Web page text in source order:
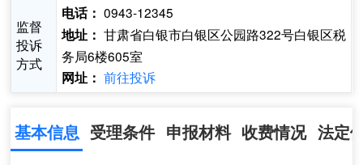
监督
投诉
方式
电话： 0943-12345
地址： 甘肃省白银市白银区公园路322号白银区税
务局6楼605室
网址： 前往投诉
基本信息 受理条件 申报材料 收费情况 法定